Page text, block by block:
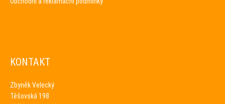
KONTAKT
Zbyněk Velecký
Těšovská 198